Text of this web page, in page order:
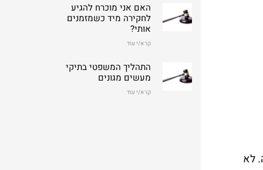
לא
האם אני מוכרח להגיע
לחקירה מיד כשמזמנים
אותי?
קרא/י עוד
התהליך המשפטי בתיקי
מעשים מגונים
קרא/י עוד